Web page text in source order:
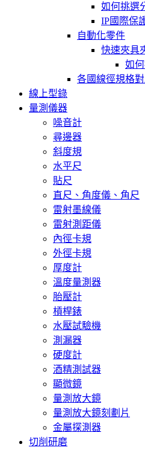
如何挑選
IP國際保
自動化零件
快速夾具
如
各國線徑規格
線上型錄
量測儀器
噪音計
尋邊器
斜度規
水平尺
貼尺
直尺、角度儀、角尺
雷射墨線儀
雷射測距儀
內徑卡規
外徑卡規
厚度計
溫度量測器
胎壓計
槓桿錶
水壓試驗機
測漏器
硬度計
酒精測試器
顯微鏡
量測放大鏡
量測放大鏡刻劃片
金屬探測器
切削研磨